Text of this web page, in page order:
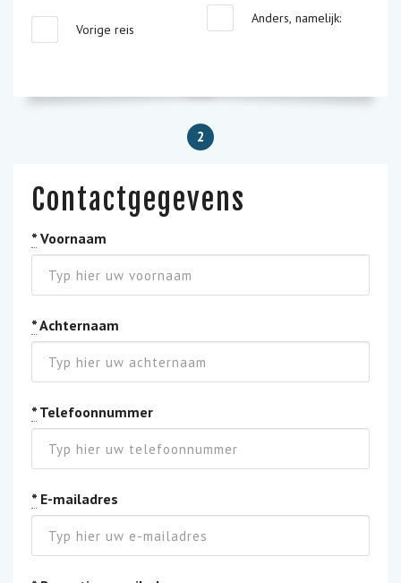
Vorige reis
Anders, namelijk:
2
Contactgegevens
* Voornaam
*Achternaam
* Telefoonnummer
* E-mailadres